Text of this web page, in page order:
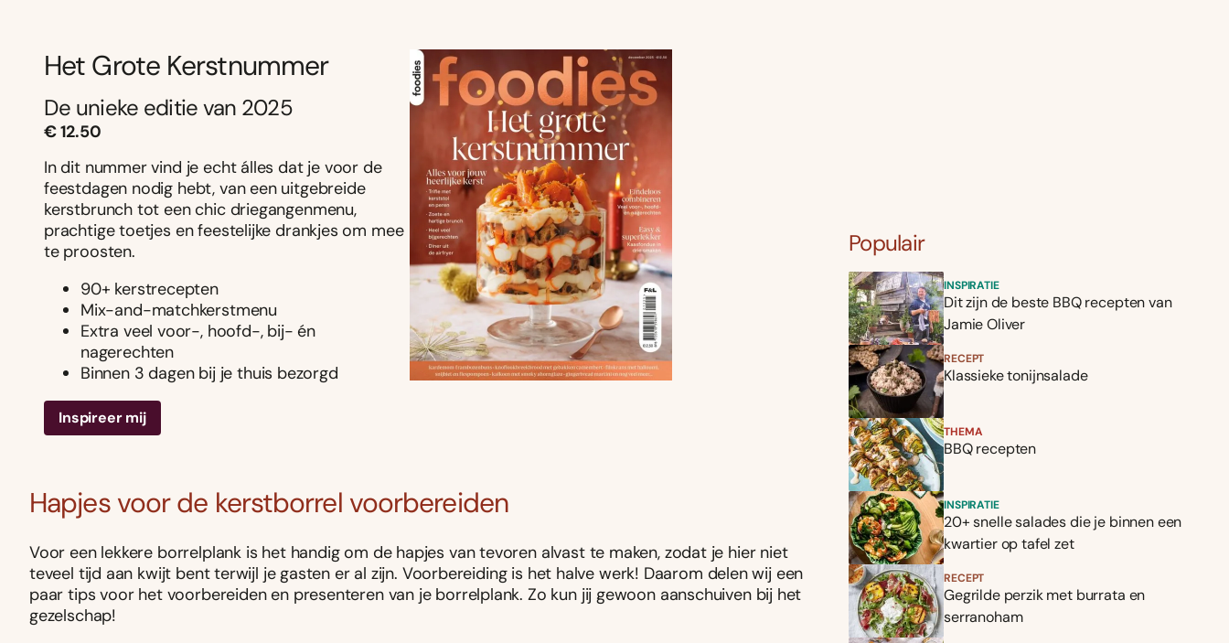
Het Grote Kerstnummer
De unieke editie van 2025
€ 12.50
In dit nummer vind je echt álles dat je voor de
feestdagen nodig hebt, van een uitgebreide
kerstbrunch tot een chic driegangenmenu,
prachtige toetjes en feestelijke drankjes om mee
te proosten.
90+ kerstrecepten
Mix-and-matchkerstmenu
Extra veel voor-, hoofd-, bij- én
nagerechten
Binnen 3 dagen bij je thuis bezorgd
Inspireer mij
Hapjes voor de kerstborrel voorbereiden
Voor een lekkere borrelplank is het handig om de hapjes van tevoren alvast te maken, zodat je hier niet
teveel tijd aan kwijt bent terwijl je gasten er al zijn. Voorbereiding is het halve werk! Daarom delen wij een
paar tips voor het voorbereiden en presenteren van je borrelplank. Zo kun jij gewoon aanschuiven bij het
gezelschap!
Populair
INSPIRATIE
Dit zijn de beste BBQ recepten van
Jamie Oliver
RECEPT
Klassieke tonijnsalade
THEMA
BBQ recepten
INSPIRATIE
20+ snelle salades die je binnen een
kwartier op tafel zet
RECEPT
Gegrilde perzik met burrata en
serranoham